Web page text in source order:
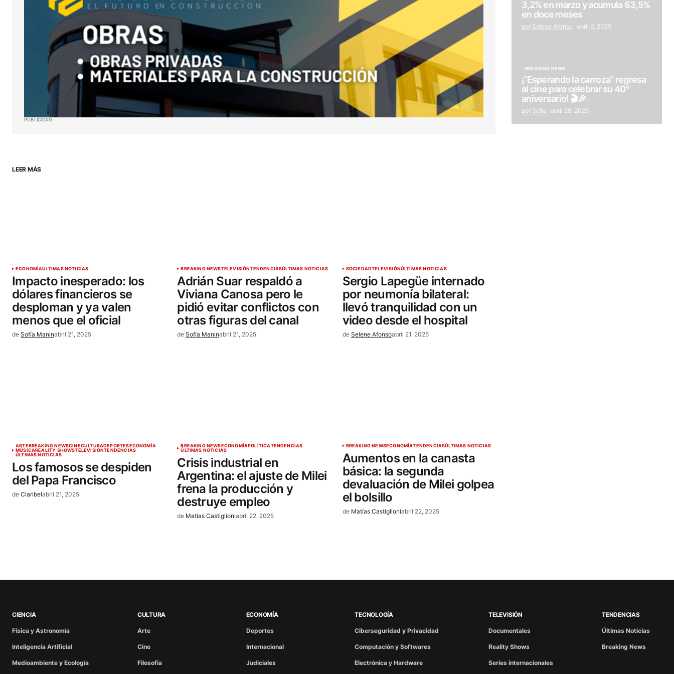
PUBLICIDAD
LEER MÁS
ECONOMÍAÚLTIMAS NOTICIAS
Impacto inesperado: los
dólares financieros se
desploman y ya valen
menos que el oficial
de Sofía Maninabril 21, 2025
BREAKING NEWSTELEVISIÓNTENDENCIASÚLTIMAS NOTICIAS
Adrián Suar respaldó a
Viviana Canosa pero le
pidió evitar conflictos con
otras figuras del canal
de Sofía Maninabril 21, 2025
SOCIEDADTELEVISIÓNÚLTIMAS NOTICIAS
Sergio Lapegüe internado
por neumonía bilateral:
llevó tranquilidad con un
video desde el hospital
de Selene Afonsoabril 21, 2025
ARTEBREAKING NEWSCINECULTURADEPORTESECONOMÍA
MÚSICAREALITY SHOWSTELEVISIÓNTENDENCIAS
ÚLTIMAS NOTICIAS
Los famosos se despiden
del Papa Francisco
de Claribelabril 21, 2025
BREAKING NEWSECONOMÍAPOLÍTICATENDENCIAS
ÚLTIMAS NOTICIAS
Crisis industrial en
Argentina: el ajuste de Milei
frena la producción y
destruye empleo
de Matías Castiglioniabril 22, 2025
BREAKING NEWSECONOMÍATENDENCIASÚLTIMAS NOTICIAS
Aumentos en la canasta
básica: la segunda
devaluación de Milei golpea
el bolsillo
de Matías Castiglioniabril 22, 2025
3,2% en marzo y acumula 63,5%
en doce meses
por Selene Afonso abril 9, 2025
BREAKING NEWS
¡“Esperando la carroza” regresa
al cine para celebrar su 40°
aniversario! 🎬🎉
por Sofía abril 28, 2025
CIENCIA
Física y Astronomía
Inteligencia Artificial
Medioambiente y Ecología
CULTURA
Arte
Cine
Filosofía
ECONOMÍA
Deportes
Internacional
Judiciales
TECNOLOGÍA
Ciberseguridad y Privacidad
Computación y Softwares
Electrónica y Hardware
TELEVISIÓN
Documentales
Reality Shows
Series internacionales
TENDENCIAS
Últimas Noticias
Breaking News